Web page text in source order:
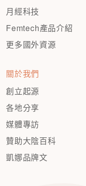
月經科技
Femtech產品介紹
更多國外資源
關於我們
創立起源
各地分享
媒體專訪
贊助大陰百科
凱娜品牌文